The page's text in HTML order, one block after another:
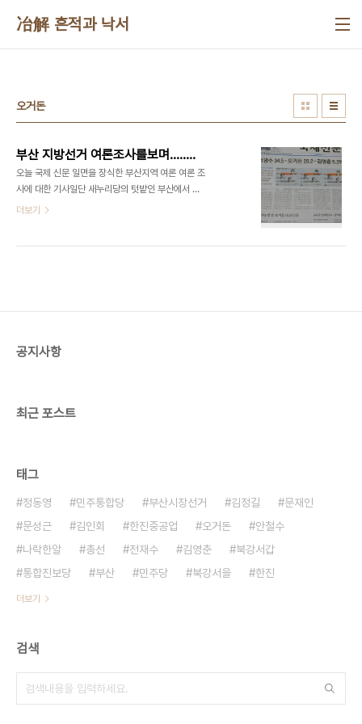
冶解 흔적과 낙서
오거돈
부산 지방선거 여론조사를보며……..
오늘 국제 신문 일면을 장식한 부산지역 여론 여론 조
사에 대한 기사일단 새누리당의 텃밭인 부산에서 안
철수 신당의 바람이 상당한것으로 보여집니다. 특히
는 과정을 거칠수 있을지 …………… 여론조사 추이가
더보기
공지사항
최근 포스트
태그
정동영 민주통합당 부산시장선거 김정길
문재인
문성근
김인회 한진중공업 오거돈
안철수
나락한알
총선 전재수 김영춘
북강서갑
통합진보당
부산 민주당 북강서을 한진
더보기
검색